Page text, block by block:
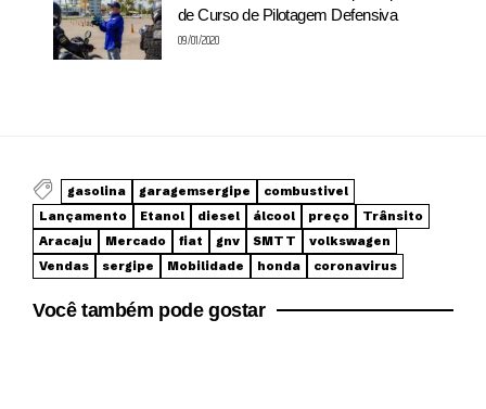
de Curso de Pilotagem Defensiva
09/01/2020
gasolina garagemsergipe
combustivel
Lançamento
Etanol diesel álcool preço
Trânsito
Aracaju
Mercado fiat gnv SMTT
volkswagen
Vendas
sergipe Mobilidade honda coronavirus
Você também pode gostar